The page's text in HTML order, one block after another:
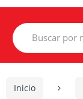
Search
for:
Inicio